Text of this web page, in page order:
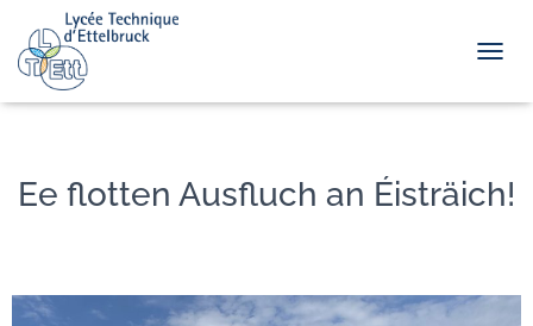
Ee flotten Ausfluch an Éisträich!